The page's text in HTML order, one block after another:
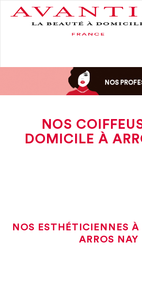
NOS
NOS
DOMICILE À
NOS ESTHÉTICIENNES
ARROS NAY